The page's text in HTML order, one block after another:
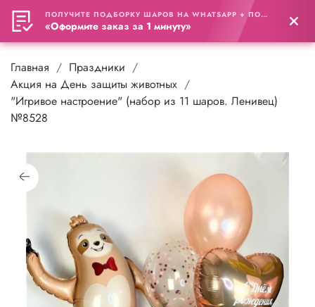
0
Главная
Праздники
Акция на День защиты животных
"Игривое настроение" (набор из 11 шаров. Ленивец)
№8528
ПОЛУЧИТЕ ПОДБОРКУ ШАРОВ НА WHATSAPP + ПОДАРОК
«Оформите заказ за 1 минуту»